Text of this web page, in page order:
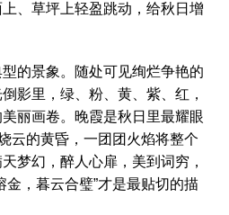
、草坪上轻盈跳动，给秋日增
的景象。随处可见绚烂争艳的
影里，绿、粉、黄、紫、红，
丽画卷。晚霞是秋日里最耀眼
云的黄昏，一团团火焰将整个
梦幻，醉人心扉，美到词穷，
金，暮云合璧”才是最贴切的描